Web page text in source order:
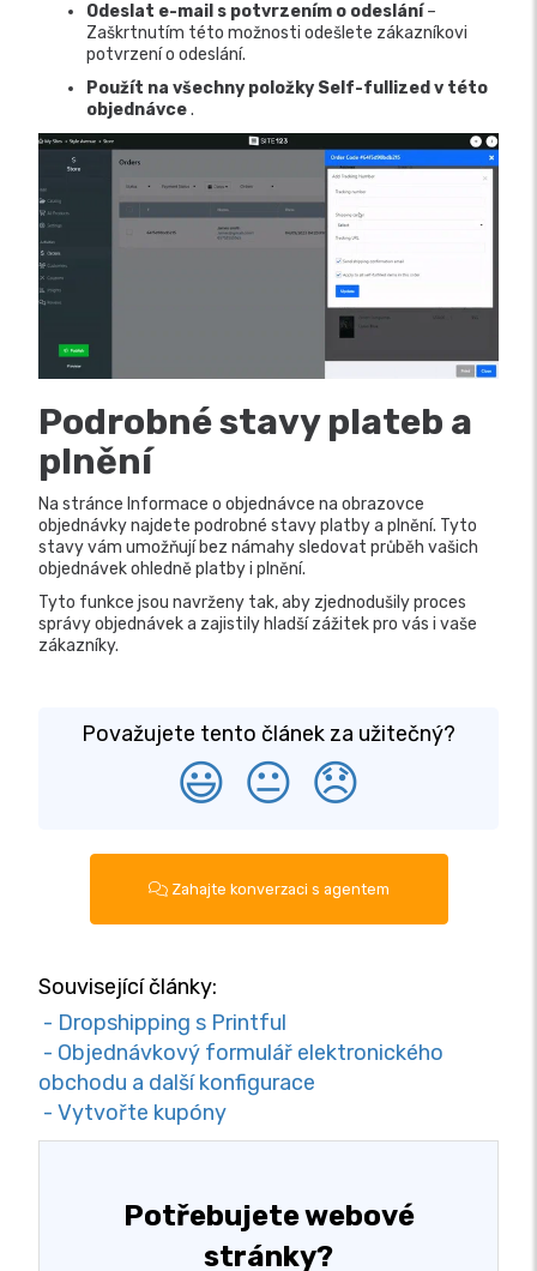
Odeslat e-mail s potvrzením o odeslání–
Zaškrtnutím této možnosti odešlete zákazníkovi
potvrzení o odeslání.
Použít na všechny položky Self-fullized v této
objednávce.
Podrobné stavy plateb a
plnění
Na stránce Informace o objednávce na obrazovce
objednávky najdete podrobné stavy platby a plnění. Tyto
stavy vám umožňují bez námahy sledovat průběh vašich
objednávek ohledně platby i plnění.
Tyto funkce jsou navrženy tak, aby zjednodušily proces
správy objednávek a zajistily hladší zážitek pro vás i vaše
zákazníky.
Považujete tento článek za užitečný?
😃 😐 😞
Zahajte konverzaci s agentem
Související články:
- Dropshipping s Printful
- Objednávkový formulář elektronického
obchodu a další konfigurace
- Vytvořte kupóny
Potřebujete webové
stránky?